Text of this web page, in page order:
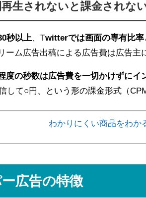
再生されないと課金されな
秒以上 、Twitterでは画面の専有比率
ーム広告出稿による広告費は広告主
度の秒数は広告費を一切かけずにイ
して○円、という形の課金形式（
わかりにくい商品をわか
広告の特徴